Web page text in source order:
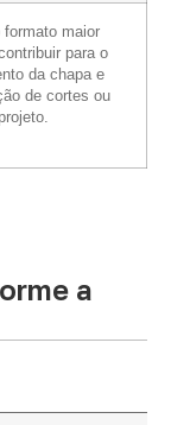
formato maior
para o
da chapa e
de cortes ou
a